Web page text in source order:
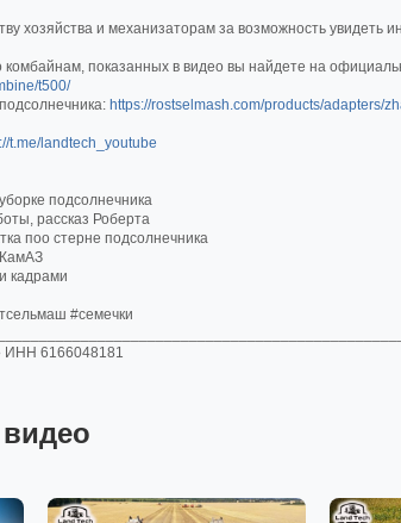
хозяйства и механизаторам за возможность увидеть
показанных в видео вы найдете на
t500/
https://rostselmash.com/products/adapters/
t.me/landtech_youtube
подсолнечника
рассказ Роберта
поо стерне подсолнечника
КамАЗ
кадрами
#семечки
ИНН 6166048181